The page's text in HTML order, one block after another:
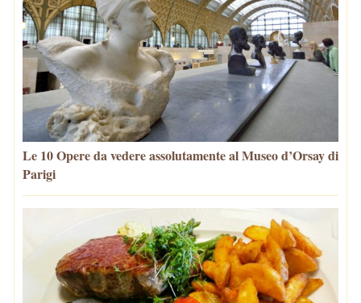
Le 10 Opere da vedere assolutamente al Museo d’Orsay di
Parigi